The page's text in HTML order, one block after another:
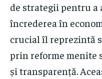
de strategii pentru a
încrederea în
crucial îl reprezintă
prin reforme menite
și transparență.